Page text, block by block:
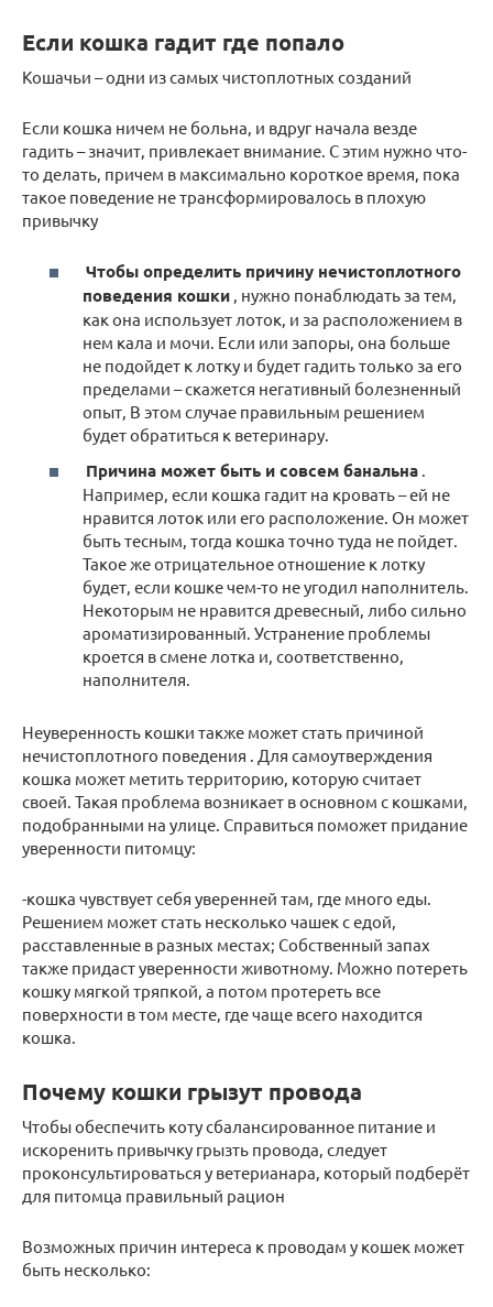
Если кошка гадит где попало
Кошачьи – одни из самых чистоплотных созданий
Если кошка ничем не больна, и вдруг начала везде
гадить – значит, привлекает внимание. С этим нужно что-
то делать, причем в максимально короткое время, пока
такое поведение не трансформировалось в плохую
привычку
Чтобы определить причину нечистоплотного
поведения кошки , нужно понаблюдать за тем,
как она использует лоток, и за расположением в
нем кала и мочи. Если или запоры, она больше
не подойдет к лотку и будет гадить только за его
пределами – скажется негативный болезненный
опыт, В этом случае правильным решением
будет обратиться к ветеринару.
Причина может быть и совсем банальна
Например, если кошка гадит на кровать – ей не
нравится лоток или его расположение. Он может
быть тесным, тогда кошка точно туда не пойдет.
Такое же отрицательное отношение к лотку
будет, если кошке чем-то не угодил наполнитель.
Некоторым не нравится древесный, либо сильно
ароматизированный. Устранение проблемы
кроется в смене лотка и, соответственно,
наполнителя.
Неуверенность кошки также может стать причиной
нечистоплотного поведения . Для самоутверждения
кошка может метить территорию, которую считает
своей. Такая проблема возникает в основном с кошками,
подобранными на улице. Справиться поможет придание
уверенности питомцу:
-кошка чувствует себя уверенней там, где много еды.
Решением может стать несколько чашек с едой,
расставленные в разных местах; Собственный запах
также придаст уверенности животному. Можно потереть
кошку мягкой тряпкой, а потом протереть все
поверхности в том месте, где чаще всего находится
кошка.
Почему кошки грызут провода
Чтобы обеспечить коту сбалансированное питание и
искоренить привычку грызть провода, следует
проконсультироваться у ветерианара, который подберёт
для питомца правильный рацион
Возможных причин интереса к проводам у кошек может
быть несколько: